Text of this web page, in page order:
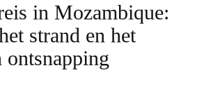
in Mozambique:
strand en het
ontsnapping